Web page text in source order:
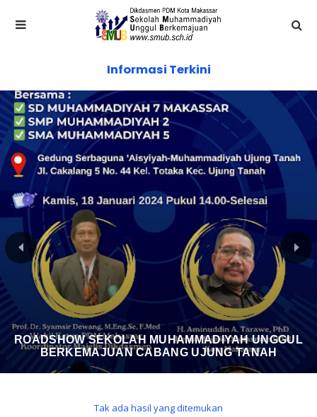
Informasi Terkini
ROADSHOW SEKOLAH MUHAMMADIYAH UNGGUL
BERKEMAJUAN CABANG UJUNG TANAH
Tak ada hasil yang ditemukan